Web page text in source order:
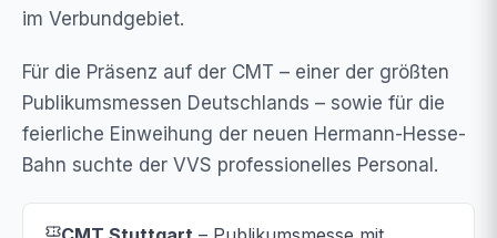
im Verbundgebiet.
Für die Präsenz auf der CMT – einer der größten
Publikumsmessen Deutschlands – sowie für die
feierliche Einweihung der neuen Hermann-Hesse-
Bahn suchte der VVS professionelles Personal.